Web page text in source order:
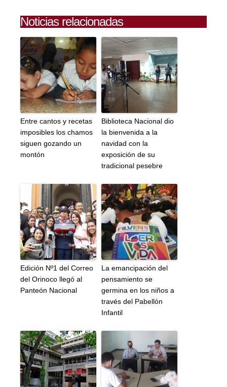
Noticias relacionadas
Entre cantos y recetas
imposibles los chamos
siguen gozando un
montón
Biblioteca Nacional dio
la bienvenida a la
navidad con la
exposición de su
tradicional pesebre
Edición Nº1 del Correo
del Orinoco llegó al
Panteón Nacional
La emancipación del
pensamiento se
germina en los niños a
través del Pabellón
Infantil